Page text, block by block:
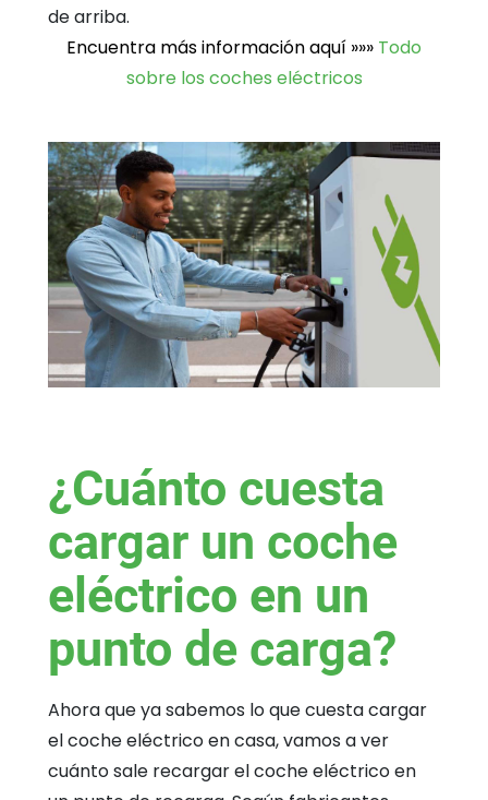
de arriba.
Encuentra más información aquí »»» Todo
sobre los coches eléctricos
¿Cuánto cuesta
cargar un coche
eléctrico en un
punto de carga?
Ahora que ya sabemos lo que cuesta cargar
el coche eléctrico en casa, vamos a ver
cuánto sale recargar el coche eléctrico en